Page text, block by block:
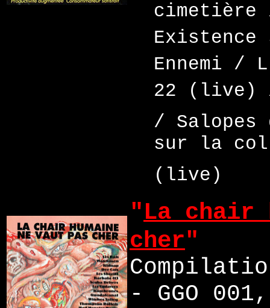
Ennemi
22 (live)
/
sur la
(live)
"La chair
cher"
- GGO